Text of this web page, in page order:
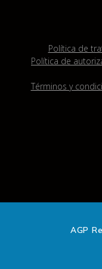
Política de
Política de
Términos y
AGP